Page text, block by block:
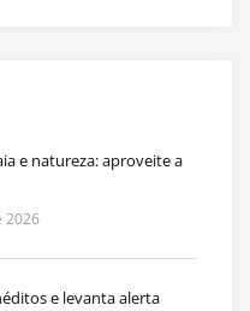
e natureza: aproveite a
2026
e levanta alerta